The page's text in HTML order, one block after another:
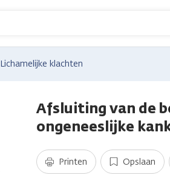
Lichamelijke klachten
Afsluiting van de
ongeneeslijke
Printen Opslaan